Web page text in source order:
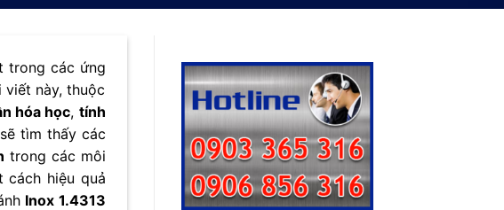
trong các ứng
này, thuộc
hóa học, tính
tìm thấy các
trong các môi
cách hiệu quả
Inox 1.4313